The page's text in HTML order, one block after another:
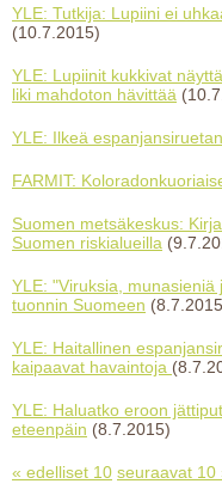
YLE: Tutkija: Lupiini ei
(10.7.2015)
YLE: Lupiinit kukkivat
liki mahdoton hävittää
YLE: Ilkeä
FARMIT:
Suomen metsäkeskus:
Suomen riskialueilla
YLE: "Viruksia,
tuonnin Suomeen
YLE: Haitallinen
kaipaavat havaintoja
YLE: Haluatko eroon
eteenpäin (8.7.2015)
« edelliset 10 seuraavat 10